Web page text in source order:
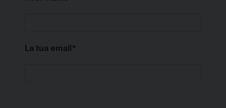
La tua email*